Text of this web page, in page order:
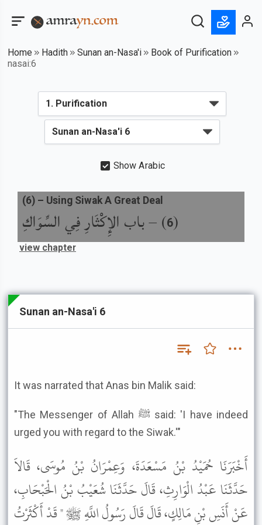
Home Hadith Sunan an-Nasa'i
Book of Purification
nasai:6
Show Arabic
(
6
) –باب الإِكْثَارِ فِي السِّوَاكِ
(6) – Using Siwak A Great Deal
view chapter
Sunan an-Nasa'i 6
It was narrated that Anas bin Malik said:
"The Messenger of Allah ﷺ said: 'I have indeed
urged you with regard to the Siwak.'"
أَخْبَرَنَا حُمَيْدُ بْنُ مَسْعَدَةَ، وَعِمْرَانُ بْنُ مُوسَى، قَالاَ
حَدَّثَنَا عَبْدُ الْوَارِثِ، قَالَ حَدَّثَنَا شُعَيْبُ بْنُ الْحَبْحَابِ،
عَنْ أَنَسِ بْنِ مَالِكٍ، قَالَ قَالَ رَسُولُ اللَّهِ ﷺ " قَدْ أَكْثَرْتُ